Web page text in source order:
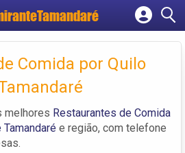
Cadastrar empresa
Criar conta
Comida por Quilo
melhores Restaurantes de Comida
e região, com telefone